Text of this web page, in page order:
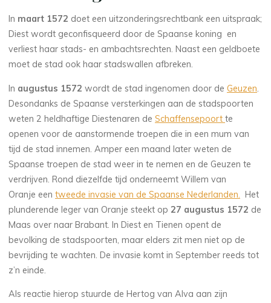
In maart 1572 doet een uitzonderingsrechtbank een uitspraak;
Diest wordt geconfisqueerd door de Spaanse koning en
verliest haar stads- en ambachtsrechten. Naast een geldboete
moet de stad ook haar stadswallen afbreken.
In augustus 1572wordt de stad ingenomen door deGeuzen.
Desondanks de Spaanse versterkingen aan de stadspoorten
weten 2 heldhaftige Diestenaren deSchaffensepoortte
openen voor de aanstormende troepen die in een mum van
tijd de stad innemen. Amper een maand later weten de
Spaanse troepen de stad weer in te nemen en de Geuzen te
verdrijven. Rond diezelfde tijd onderneemt Willem van
Oranje eentweede invasie van de Spaanse Nederlanden. Het
plunderende leger van Oranje steekt op 27 augustus 1572 de
Maas over naar Brabant. In Diest en Tienen opent de
bevolking de stadspoorten, maar elders zit men niet op de
bevrijding te wachten. De invasie komt in September reeds tot
z’n einde.
Als reactie hierop stuurde de Hertog van Alva aan zijn